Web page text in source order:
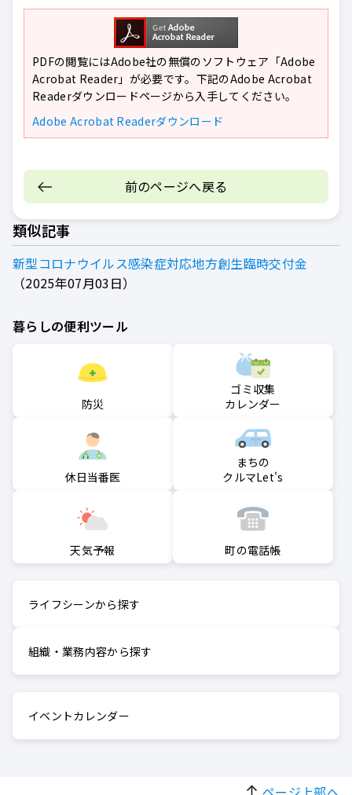
PDFの閲覧にはAdobe社の無償のソフトウェア「Adobe
Acrobat Reader」が必要です。下記のAdobe Acrobat
Readerダウンロードページから入手してください。
Adobe Acrobat Readerダウンロード
前のページへ戻る
類似記事
新型コロナウイルス感染症対応地方創生臨時交付金
2025年07月03日
暮らしの便利ツール
防災
ゴミ収集
カレンダー
休日当番医
まちの
クルマLet's
天気予報 町の電話帳
ライフシーンから探す
組織・業務内容から探す
イベントカレンダー